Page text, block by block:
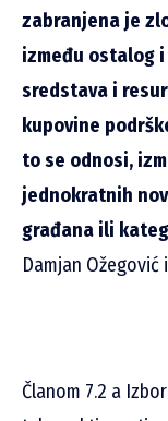
zabranjena je
između ostalog
sredstava i
kupovine
to se odnosi,
jednokratnih
građana ili
Damjan
Članom 7.2 a